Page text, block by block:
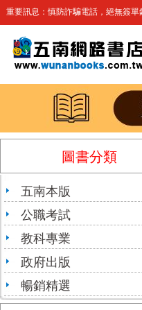
重要訊息：慎防詐騙電話，絕無簽
圖書分類
五南本版
公職考試
教科專業
政府出版
暢銷精選